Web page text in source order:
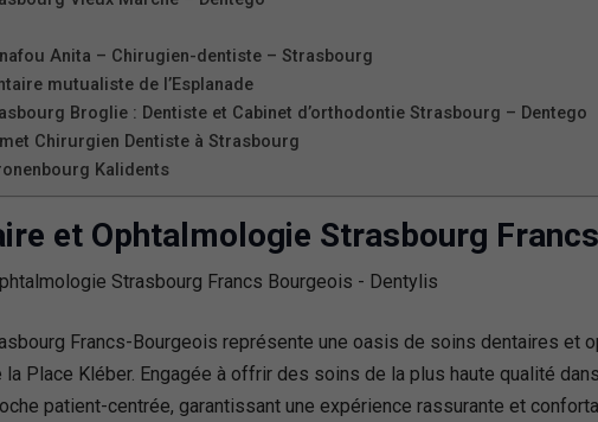
Anita – Chirugien-dentiste – Strasbourg
mutualiste de l’Esplanade
Broglie : Dentiste et Cabinet d’orthodontie Strasbourg – Dentego
Chirurgien Dentiste à Strasbourg
Kalidents
et Ophtalmologie Strasbourg
Francs-Bourgeois représente une oasis de soins dentaires et
Place Kléber. Engagée à offrir des soins de la plus haute qualité
patient-centrée, garantissant une expérience rassurante et